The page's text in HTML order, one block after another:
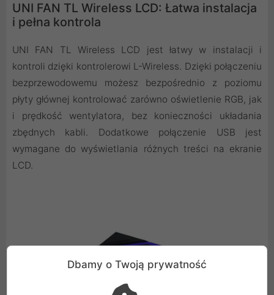
UNI FAN TL Wireless LCD: Łatwa instalacja
i pełna kontrola
UNI FAN TL Wireless LCD jest łatwy w instalacji i
kontroli dzięki kontrolerowi L-Wireless. Dzięki połączeniu
bezprzewodowemu możesz bezpośrednio z poziomu
płyty głównej kontrolować zarówno oświetlenie RGB, jak
i prędkość wentylatora, bez konieczności układania
zbędnych kabli. Dodatkowe połączenie USB jest
wymagane do wyświetlania różnych treści na ekranie
LCD.
Dbamy o Twoją prywatność